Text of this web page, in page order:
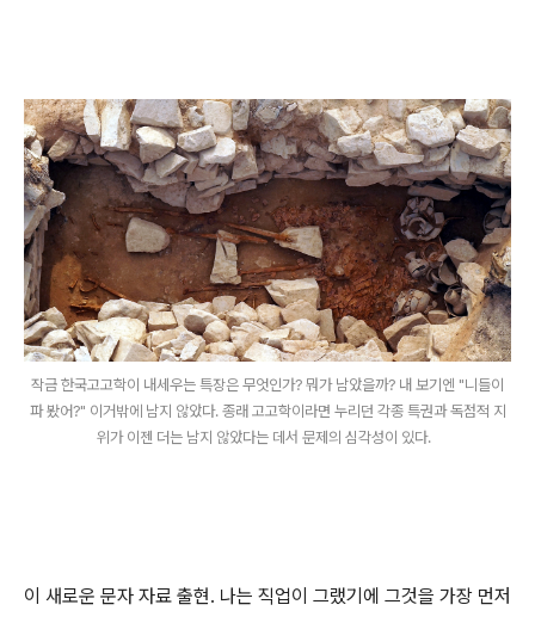
작금 한국고고학이 내세우는 특장은 무엇인가? 뭐가 남았을까? 내 보기엔 "니들이
파 봤어?" 이거밖에 남지 않았다. 종래 고고학이라면 누리던 각종 특권과 독점적 지
위가 이젠 더는 남지 않았다는 데서 문제의 심각성이 있다.
이 새로운 문자 자료 출현. 나는 직업이 그랬기에 그것을 가장 먼저